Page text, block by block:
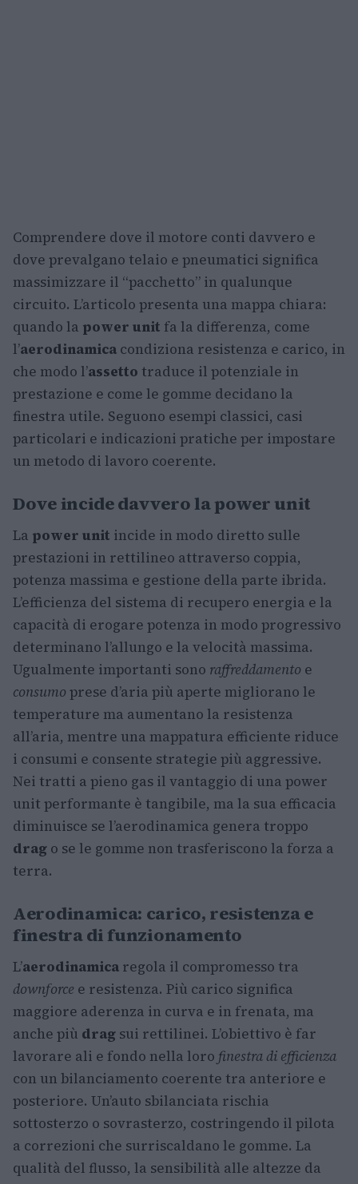
Comprendere dove il motore conti davvero e
dove prevalgano telaio e pneumatici significa
massimizzare il “pacchetto” in qualunque
circuito. L’articolo presenta una mappa chiara:
quando la power unit fa la differenza, come
l’aerodinamica condiziona resistenza e carico, in
che modo l’assetto traduce il potenziale in
prestazione e come le gomme decidano la
finestra utile. Seguono esempi classici, casi
particolari e indicazioni pratiche per impostare
un metodo di lavoro coerente.
Dove incide davvero la power unit
La power unit incide in modo diretto sulle
prestazioni in rettilineo attraverso coppia,
potenza massima e gestione della parte ibrida.
L’efficienza del sistema di recupero energia e la
capacità di erogare potenza in modo progressivo
determinano l’allungo e la velocità massima.
Ugualmente importanti sono raffreddamento e
consumo prese d’aria più aperte migliorano le
temperature ma aumentano la resistenza
all’aria, mentre una mappatura efficiente riduce
i consumi e consente strategie più aggressive.
Nei tratti a pieno gas il vantaggio di una power
unit performante è tangibile, ma la sua efficacia
diminuisce se l’aerodinamica genera troppo
drag o se le gomme non trasferiscono la forza a
terra.
Aerodinamica: carico, resistenza e
finestra di funzionamento
L’aerodinamica regola il compromesso tra
downforce e resistenza. Più carico significa
maggiore aderenza in curva e in frenata, ma
anche più drag sui rettilinei. L’obiettivo è far
lavorare ali e fondo nella loro finestra di efficienza
con un bilanciamento coerente tra anteriore e
posteriore. Un’auto sbilanciata rischia
sottosterzo o sovrasterzo, costringendo il pilota
a correzioni che surriscaldano le gomme. La
qualità del flusso, la sensibilità alle altezze da